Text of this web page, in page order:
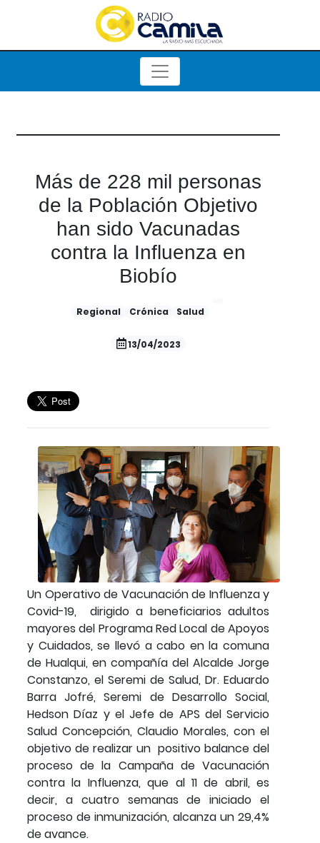
Más de 228 mil personas
de la Población Objetivo
han sido Vacunadas
contra la Influenza en
Biobío
Regional Crónica Salud
13/04/2023
Un Operativo de Vacunación de Influenza y
Covid-19, dirigido a beneficiarios adultos
mayores del Programa Red Local de Apoyos
y Cuidados, se llevó a cabo en la comuna
de Hualqui, en compañía del Alcalde Jorge
Constanzo, el Seremi de Salud, Dr. Eduardo
Barra Jofré, Seremi de Desarrollo Social,
Hedson Díaz y el Jefe de APS del Servicio
Salud Concepción, Claudio Morales, con el
objetivo de realizar un positivo balance del
proceso de la Campaña de Vacunación
contra la Influenza, que al 11 de abril, es
decir, a cuatro semanas de iniciado el
proceso de inmunización, alcanza un 29,4%
de avance.